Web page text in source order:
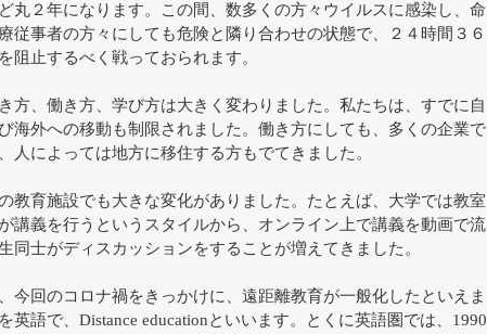
丸２年になります。この間、数多くの方々ウイルスに感染し、命
従事者の方々にしても危険と隣り合わせの状態で、２４時間３６
阻止するべく戦っておられます。
方、働き方、学び方は大きく変わりました。私たちは、すでに自
海外への移動も制限されました。働き方にしても、多くの企業で
人によっては地方に移住する方もでてきました。
教育施設でも大きな変化がありました。たとえば、大学では教室
講義を行うというスタイルから、オンライン上で講義を動画で流
同士がディスカッションをすることが増えてきました。
今回のコロナ禍をきっかけに、遠距離教育が一般化したといえま
英語で、Distance educationといいます。とくに英語圏では、1990